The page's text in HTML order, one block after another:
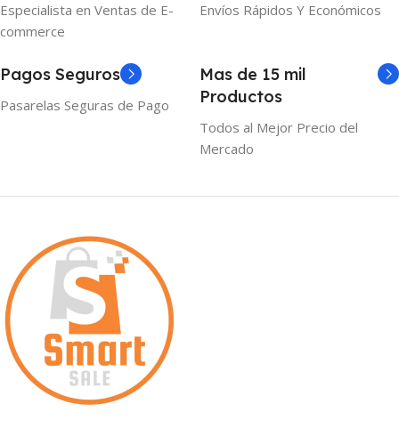
Especialista en Ventas de E-
commerce
Envíos Rápidos Y Económicos
Pagos Seguros
Pasarelas Seguras de Pago
Mas de 15 mil
Productos
Todos al Mejor Precio del
Mercado